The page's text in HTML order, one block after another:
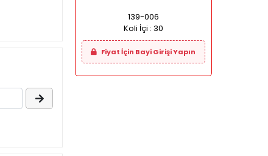
139-006
Koli İçi : 30
Fiyat İçin Bayi Girişi Yapın